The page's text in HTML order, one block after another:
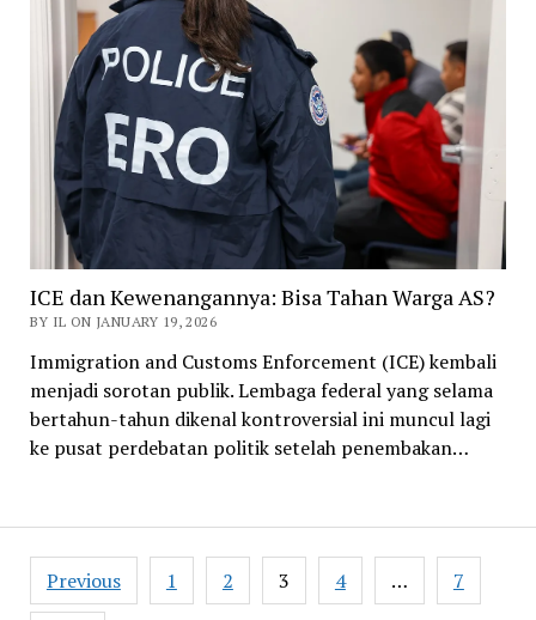
ICE dan Kewenangannya: Bisa Tahan Warga AS?
BY IL ON JANUARY 19, 2026
Immigration and Customs Enforcement (ICE) kembali
menjadi sorotan publik. Lembaga federal yang selama
bertahun-tahun dikenal kontroversial ini muncul lagi
ke pusat perdebatan politik setelah penembakan…
Posts
pagination
Previous 1 2 3 4 … 7